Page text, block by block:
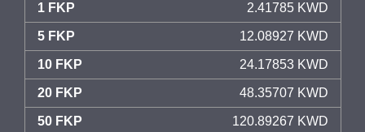
1 FKP 2.41785 KWD
5 FKP 12.08927 KWD
10 FKP 24.17853 KWD
20 FKP 48.35707 KWD
50 FKP 120.89267 KWD